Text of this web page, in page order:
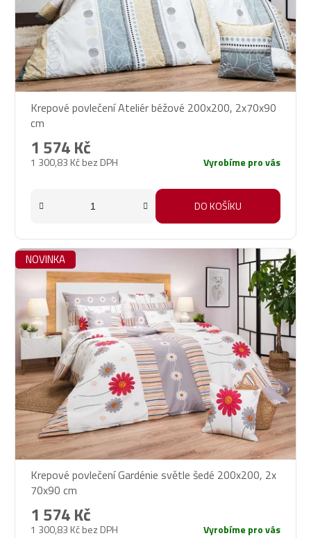
Krepové povlečení Ateliér béžové 200x200, 2x70x90
cm
1 300,83 Kč bez DPH
1 574 Kč
Vyrobíme pro vás
DO KOŠÍKU
NOVINKA
Krepové povlečení Gardénie světle šedé 200x200, 2x
70x90 cm
1 300,83 Kč bez DPH
1 574 Kč
Vyrobíme pro vás